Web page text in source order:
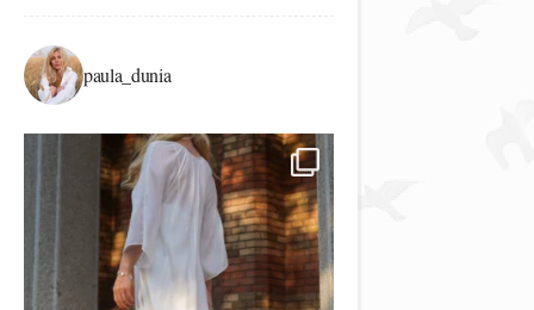
paula_dunia